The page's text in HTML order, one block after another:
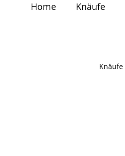
Home Knäufe
Knäufe